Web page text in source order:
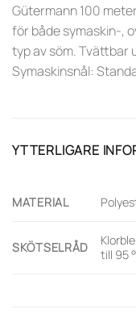
Gütermann 100
för både symaskin-,
typ av söm. Tvättbar
Symaskinsnål:
YTTERLIGARE
MATERIAL
SKÖTSELRÅD
till 95